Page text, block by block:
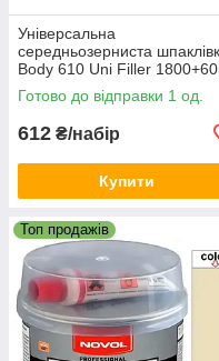
Універсальна
середньозерниста
Body 610 Uni Filler
Готово до відправки 1 од.
612 ₴/набір
Купити
Топ продажів